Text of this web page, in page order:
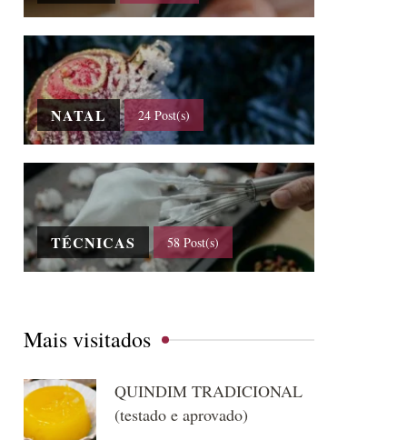
NATAL 24 Post(s)
TÉCNICAS 58 Post(s)
Mais visitados
QUINDIM TRADICIONAL
(testado e aprovado)